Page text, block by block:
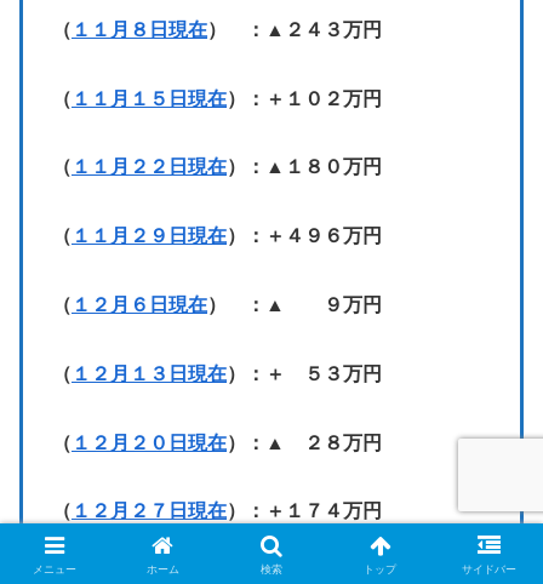
（ １１月８日現在） ：▲２４３万円
（ １１月１５日現在）：＋１０２万円
（ １１月２２日現在）：▲１８０万円
（ １１月２９日現在）：＋４９６万円
（ １２月６日現在） ：▲ ９万円
（ １２月１３日現在）：＋ ５３万円
（ １２月２０日現在）：▲ ２８万円
（ １２月２７日現在）：＋１７４万円
【２０２６年】
メニュー ホーム 検索 トップ サイドバー